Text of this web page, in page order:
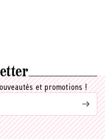
et promotions !